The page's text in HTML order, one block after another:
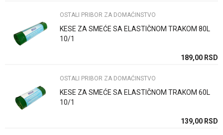
Poruka
Anti-spam zaštita - izračunajte koliko je 4 + 1 :
OSTALI PRIBOR ZA DOMAĆINSTVO
KESE ZA SMEĆE SA ELASTIČNOM TRAKOM 80L
10/1
189,00 RSD
OSTALI PRIBOR ZA DOMAĆINSTVO
KESE ZA SMEĆE SA ELASTIČNOM TRAKOM 60L
10/1
139,00 RSD